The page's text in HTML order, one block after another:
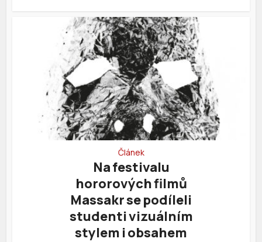
Článek
Na festivalu
hororových filmů
Massakr se podíleli
studenti vizuálním
stylem i obsahem